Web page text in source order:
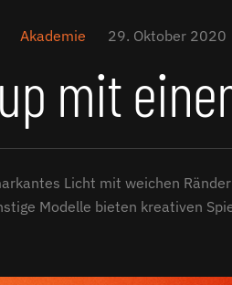
Akademie 29. Oktober 2020
mit
Licht mit weichen
Modelle bieten kreativen